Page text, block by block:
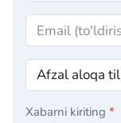
Xabarni kiriting *